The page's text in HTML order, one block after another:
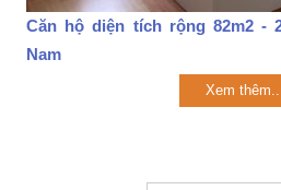
Căn hộ diện tích rộng 82m2 -
Nam
Xem